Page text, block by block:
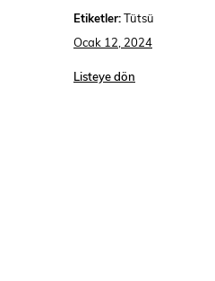
Etiketler:Tütsü
Ocak 12, 2024
Listeye dön